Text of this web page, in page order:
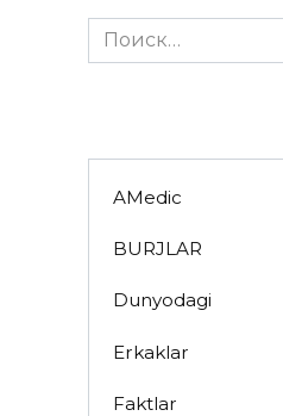
Search
for:
AMedic
BURJLAR
Dunyodagi
Erkaklar
Faktlar